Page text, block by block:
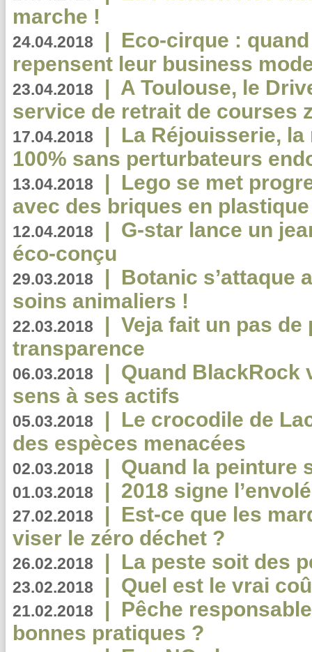
marche !
24.04.2018 | Eco-cirque :
repensent leur business
23.04.2018 | A Toulouse, le
service de retrait de courses
17.04.2018 | La Réjouisserie,
100% sans perturbateurs
13.04.2018 | Lego se met
avec des briques en
12.04.2018 | G-star lance un
éco-conçu
29.03.2018 | Botanic s’attaque
soins animaliers !
22.03.2018 | Veja fait un pas de
transparence
06.03.2018 | Quand BlackRock
sens à ses actifs
05.03.2018 | Le crocodile de
des espèces menacées
02.03.2018 | Quand la peinture
01.03.2018 | 2018 signe
27.02.2018 | Est-ce que les
viser le zéro déchet ?
26.02.2018 | La peste soit des
23.02.2018 | Quel est le vrai
21.02.2018 | Pêche
bonnes pratiques ?